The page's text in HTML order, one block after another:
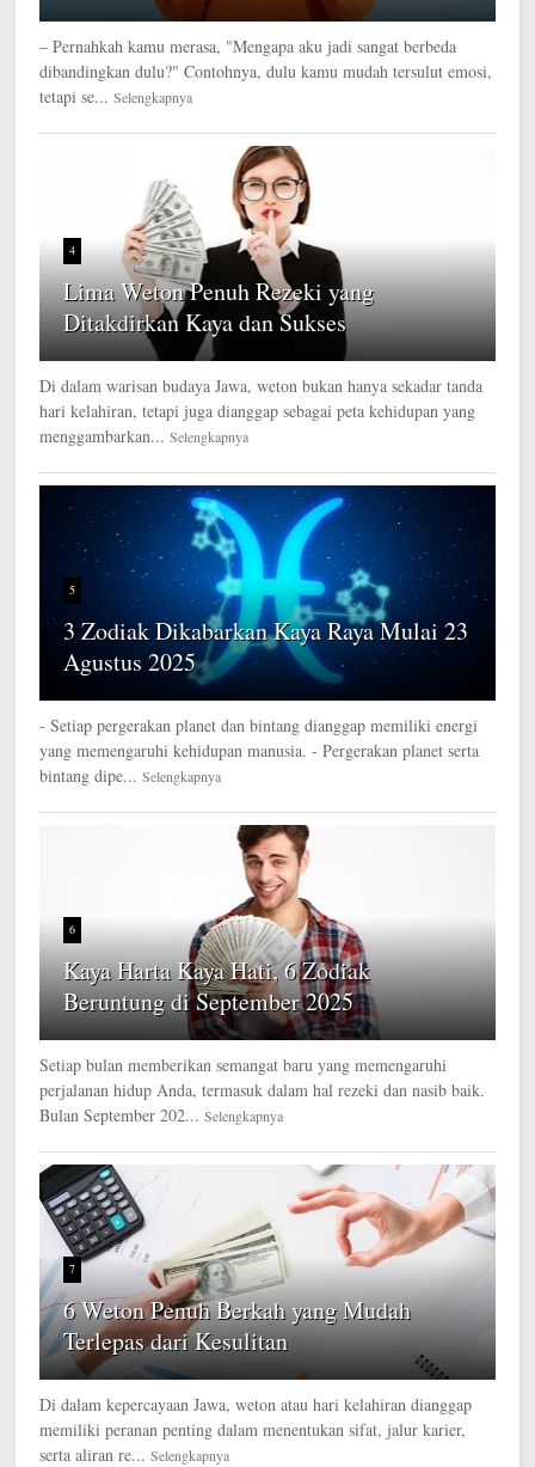
– Pernahkah kamu merasa, "Mengapa aku jadi sangat berbeda
dibandingkan dulu?" Contohnya, dulu kamu mudah tersulut emosi,
tetapi se... Selengkapnya
4
Lima Weton Penuh Rezeki yang
Ditakdirkan Kaya dan Sukses
Di dalam warisan budaya Jawa, weton bukan hanya sekadar tanda
hari kelahiran, tetapi juga dianggap sebagai peta kehidupan yang
menggambarkan... Selengkapnya
5
3 Zodiak Dikabarkan Kaya Raya Mulai 23
Agustus 2025
- Setiap pergerakan planet dan bintang dianggap memiliki energi
yang memengaruhi kehidupan manusia. - Pergerakan planet serta
bintang dipe... Selengkapnya
6
Kaya Harta Kaya Hati, 6 Zodiak
Beruntung di September 2025
Setiap bulan memberikan semangat baru yang memengaruhi
perjalanan hidup Anda, termasuk dalam hal rezeki dan nasib baik.
Bulan September 202... Selengkapnya
7
6 Weton Penuh Berkah yang Mudah
Terlepas dari Kesulitan
Di dalam kepercayaan Jawa, weton atau hari kelahiran dianggap
memiliki peranan penting dalam menentukan sifat, jalur karier,
serta aliran re... Selengkapnya